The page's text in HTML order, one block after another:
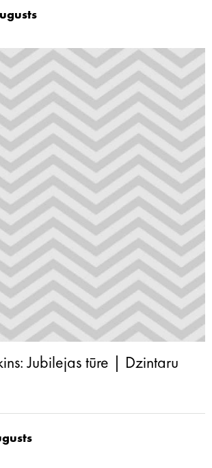
Jubilejas tūre | Dzintaru